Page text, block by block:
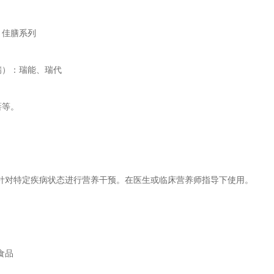
膳系列
：瑞能、瑞代
。
特定疾病状态进行营养干预。在医生或临床营养师指导下使用。
品